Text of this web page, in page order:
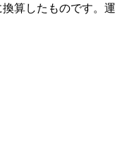
算したものです。運